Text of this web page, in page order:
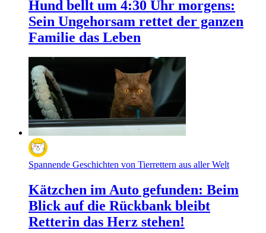
Hund bellt um 4:30 Uhr morgens:
Sein Ungehorsam rettet der ganzen
Familie das Leben
Spannende Geschichten von Tierrettern aus aller Welt
Kätzchen im Auto gefunden: Beim
Blick auf die Rückbank bleibt
Retterin das Herz stehen!